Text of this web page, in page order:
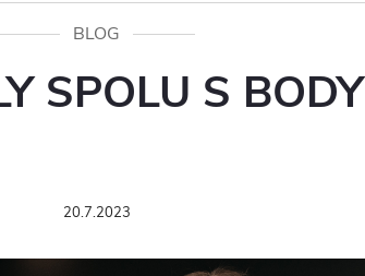
BLOG
SPOLU S BODY
20.7.2023